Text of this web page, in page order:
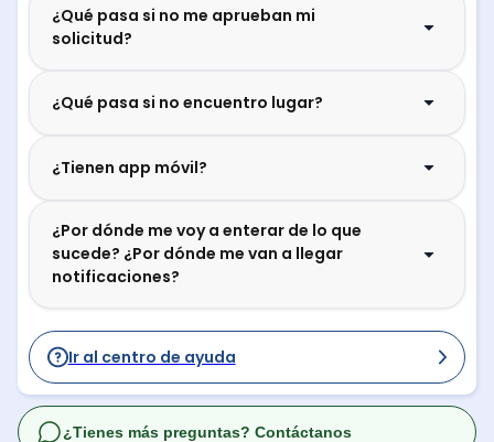
¿Qué pasa si no me aprueban mi
solicitud?
¿Qué pasa si no encuentro lugar?
¿Tienen app móvil?
¿Por dónde me voy a enterar de lo que
sucede? ¿Por dónde me van a llegar
notificaciones?
Ir al centro de ayuda
¿Tienes más preguntas? Contáctanos